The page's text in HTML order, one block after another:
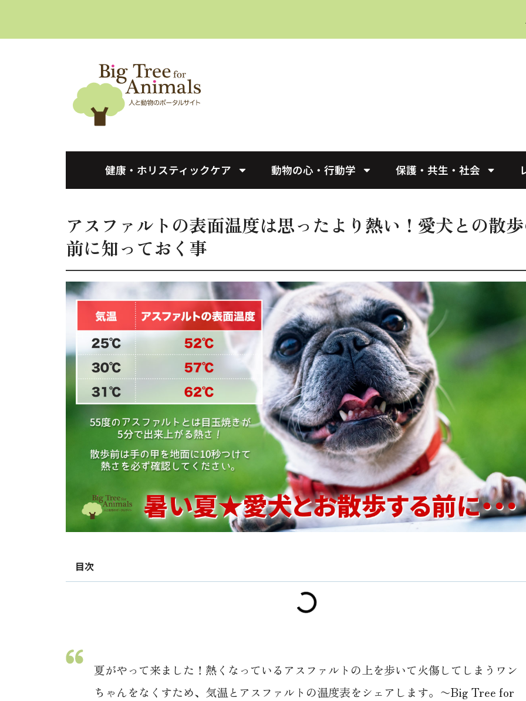
ス
健康・ホリスティックケア 動物の心・行動学 保護・共生・社会
アスファルトの表面温度は思ったより熱い！愛犬との散
前に知っておく事
目次
夏がやって来ました！熱くなっているアスファルトの上を歩いて火傷してしまうワン
ちゃんをなくすため、気温とアスファルトの温度表をシェアします。〜Big Tree for